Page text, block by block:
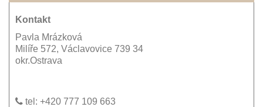
Kontakt
Pavla Mrázková
Milíře 572, Václavovice 739 34
okr.Ostrava
tel: +420 777 109 663